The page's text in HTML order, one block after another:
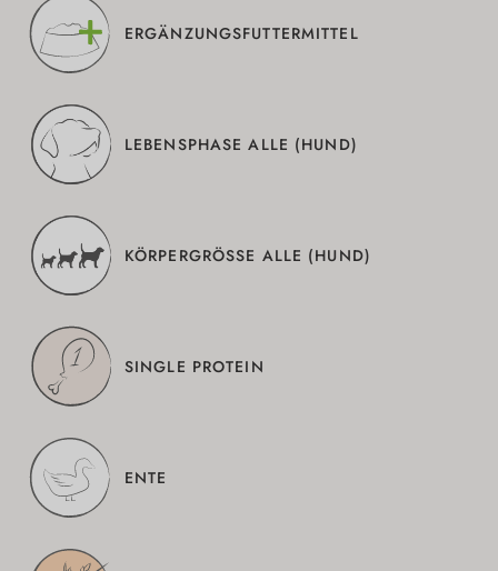
ERGÄNZUNGSFUTTERMITTEL
LEBENSPHASE ALLE (HUND)
KÖRPERGRÖSSE ALLE (HUND)
SINGLE PROTEIN
ENTE